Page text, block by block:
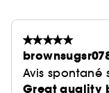
Avis
Great quality